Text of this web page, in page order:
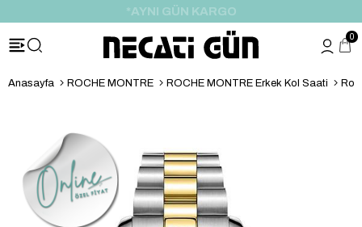
*HEDİYE PAKETİ & NOTU
0
Anasayfa ROCHE MONTRE ROCHE MONTRE Erkek Kol Saati